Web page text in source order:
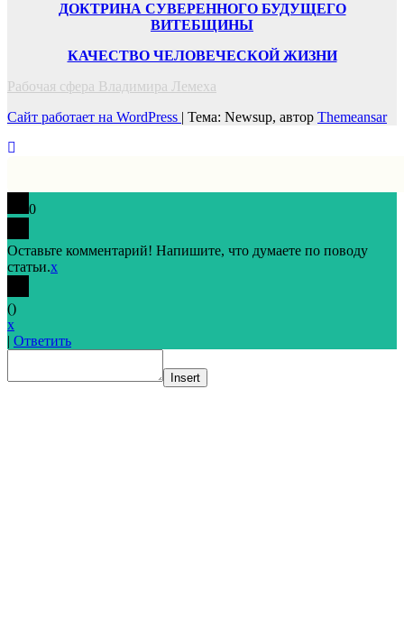
ДОКТРИНА СУВЕРЕННОГО БУДУЩЕГО
ВИТЕБЩИНЫ
КАЧЕСТВО ЧЕЛОВЕЧЕСКОЙ ЖИЗНИ
Рабочая сфера Владимира Лемеха
Сайт работает на WordPress
Тема: Newsup, автор Themeansar
0
Оставьте комментарий! Напишите, что думаете по поводу
статьи.x
()
x
Ответить
Insert